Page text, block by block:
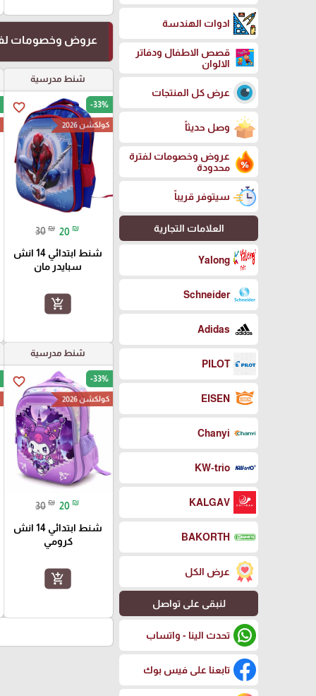
ادوات الهندسة
قصص الاطفال ودفاتر
الالوان
عرض كل المنتجات
وصل حديثاً
عروض وخصومات لفترة
محدودة
سيتوفر قريباً
العلامات التجارية
Yalong
Schneider
Adidas
PILOT
EISEN
Chanyi
KW-trio
KALGAV
BAKORTH
عرض الكل
لنبقى على تواصل
تحدث الينا - واتساب
تابعنا على فيس بوك
عروض وخصومات
شنط مدرسية
favorite_border -33%
كولكشن 2026
30 ₪ 20 ₪
شنط ابتدائي 14 انش
سبايدر مان
add_shopping_cart
شنط مدرسية
favorite_border -33%
كولكشن 2026
30 ₪ 20 ₪
شنط ابتدائي 14 انش
كرومي
add_shopping_cart